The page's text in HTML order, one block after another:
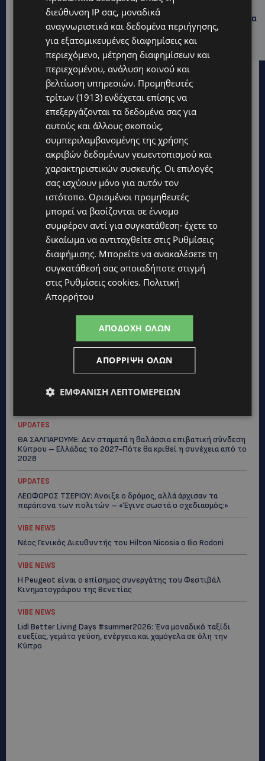
UPDATES
ΛΕΩΦΟΡΟΣ ΤΣΕΡΙΟΥ: Άνοιξε ο δρόμος, αλλά άρχισαν τα
παράπονα των πολιτών – «Έγινε σωστά ο
σχεδιασμός;»
Topics
VIBE NEWS
Η Arla Protein συνεχίζει να καινοτομεί με το Arla Protein Food
ΜΑΚΑΡΙΟΣ ΔΡΟΥΣΙΩΤΗΣ: «Δεν ξεκινήσαμε μόνοι μας» – Η
Αστυνομία ξεκαθαρίζει πώς άρχισε η έρευνα
ΜΟΝΗ ΑΓΙΟΥ ΝΕΟΦΥΤΟΥ: «Για αποκατάσταση της αλήθειας» –
UPDATES
ΘΑ ΣΑΛΠΑΡΟΥΜΕ: Δεν σταματά η θαλάσσια επιβατική σύνδεση
Κύπρου – Ελλάδας το 2027-Πότε θα κριθεί η συνέχεια από το
2028
UPDATES
ΛΕΩΦΟΡΟΣ ΤΣΕΡΙΟΥ: Άνοιξε ο δρόμος, αλλά άρχισαν τα
παράπονα των πολιτών – «Έγινε σωστά ο σχεδιασμός;»
VIBE NEWS
Νέος Γενικός Διευθυντής του Hilton Nicosia ο Ilio Rodoni
VIBE NEWS
Η Peugeot είναι ο επίσημος συνεργάτης του Φεστιβάλ
Κινηματογράφου της Βενετίας
VIBE NEWS
Lidl Better Living Days #summer2026: Ένα μοναδικό ταξίδι
ευεξίας, γεμάτο γεύση, ενέργεια και χαμόγελα σε όλη την
Κύπρο
διεύθυνση IP σας, μοναδικά
αναγνωριστικά και δεδομένα περιήγησης,
για εξατομικευμένες διαφημίσεις και
περιεχόμενο, μέτρηση διαφημίσεων και
περιεχομένου, ανάλυση κοινού και
βελτίωση υπηρεσιών. Προμηθευτές
τρίτων (1913) ενδέχεται επίσης να
επεξεργάζονται τα δεδομένα σας για
αυτούς και άλλους σκοπούς,
συμπεριλαμβανομένης της χρήσης
ακριβών δεδομένων γεωεντοπισμού και
χαρακτηριστικών συσκευής. Οι επιλογές
σας ισχύουν μόνο για αυτόν τον
ιστότοπο. Ορισμένοι προμηθευτές
μπορεί να βασίζονται σε έννομο
συμφέρον αντί για συγκατάθεση· έχετε το
δικαίωμα να αντιταχθείτε στις Ρυθμίσεις
διαφήμισης. Μπορείτε να ανακαλέσετε τη
συγκατάθεσή σας οποιαδήποτε στιγμή
στις Ρυθμίσεις cookies. Πολιτική
Απορρήτου
ΑΠΟΔΟΧΉ ΌΛΩΝ
ΑΠΌΡΡΙΨΗ ΌΛΩΝ
ΕΜΦΆΝΙΣΗ ΛΕΠΤΟΜΕΡΕΙΏΝ